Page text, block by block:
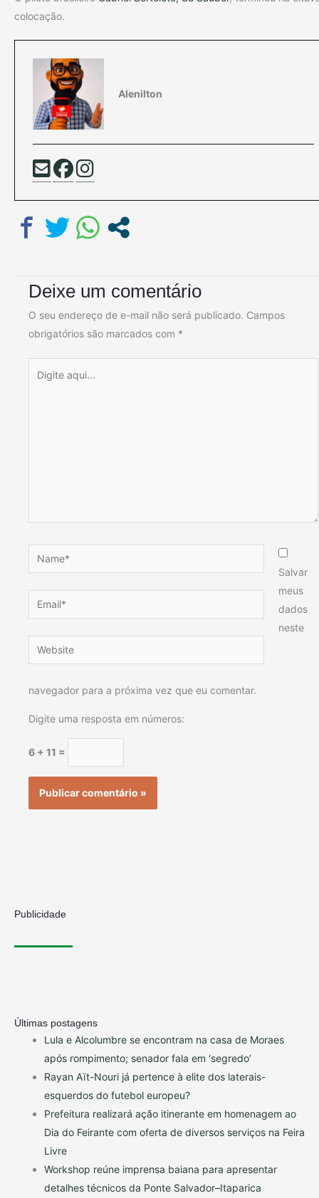
colocação.
Alenilton
Deixe um comentário
O seu endereço de e-mail não será publicado. Campos
obrigatórios são marcados com *
aqui...
Name*
Email*
Website
Salvar
meus
dados
neste
navegador para a próxima vez que eu comentar.
Digite uma resposta em números:
6 + 11 =
Publicidade
Últimas postagens
Lula e Alcolumbre se encontram na casa de Moraes
após rompimento; senador fala em ‘segredo’
Rayan Aït-Nouri já pertence à elite dos laterais-
esquerdos do futebol europeu?
Prefeitura realizará ação itinerante em homenagem ao
Dia do Feirante com oferta de diversos serviços na Feira
Livre
Workshop reúne imprensa baiana para apresentar
detalhes técnicos da Ponte Salvador–Itaparica